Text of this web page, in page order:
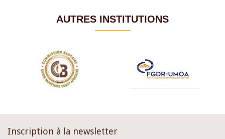
AUTRES INSTITUTIONS
Inscription à la newsletter